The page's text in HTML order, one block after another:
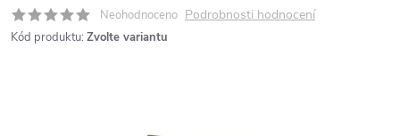
Neohodnoceno Podrobnosti hodnocení
Kód produktu: Zvolte variantu